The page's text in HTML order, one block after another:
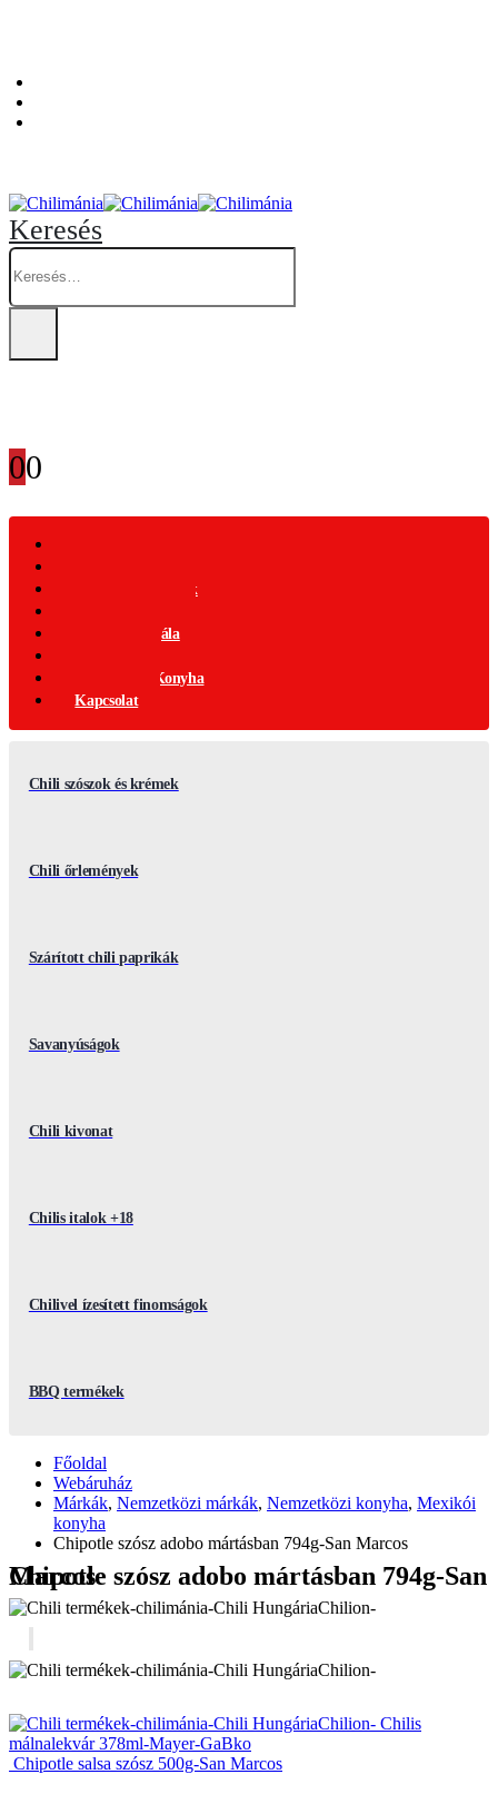
Keresés
00
Ajándék Termékek
Csípősségi-Skála
Nemzetközi Konyha
Kapcsolat
Chili szószok és krémek
Chili őrlemények
Szárított chili paprikák
Savanyúságok
Chili kivonat
Chilis italok +18
Chilivel ízesített finomságok
BBQ termékek
Főoldal
Webáruház
Márkák, Nemzetközi márkák, Nemzetközi konyha, Mexikói
konyha
Chipotle szósz adobo mártásban 794g-San Marcos
Chipotle szósz adobo mártásban 794g-San Marcos
Chilis
málnalekvár 378ml-Mayer-GaBko
Chipotle salsa szósz 500g-San Marcos